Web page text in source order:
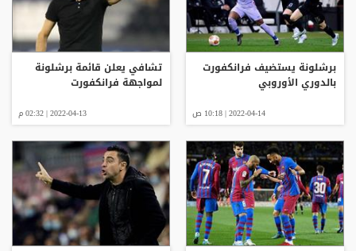
برشلونة يستضيف فرانكفورت
بالدوري الأوروبي
2022-04-14 | 10:18 ص
تشافي يعلن قائمة برشلونة
لمواجهة فرانكفورت
2022-04-13 | 02:32 م